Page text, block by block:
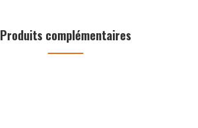
Produits complémentaires